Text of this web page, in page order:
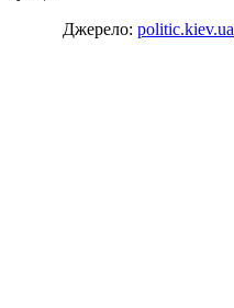
Джерело: politic.kiev.ua